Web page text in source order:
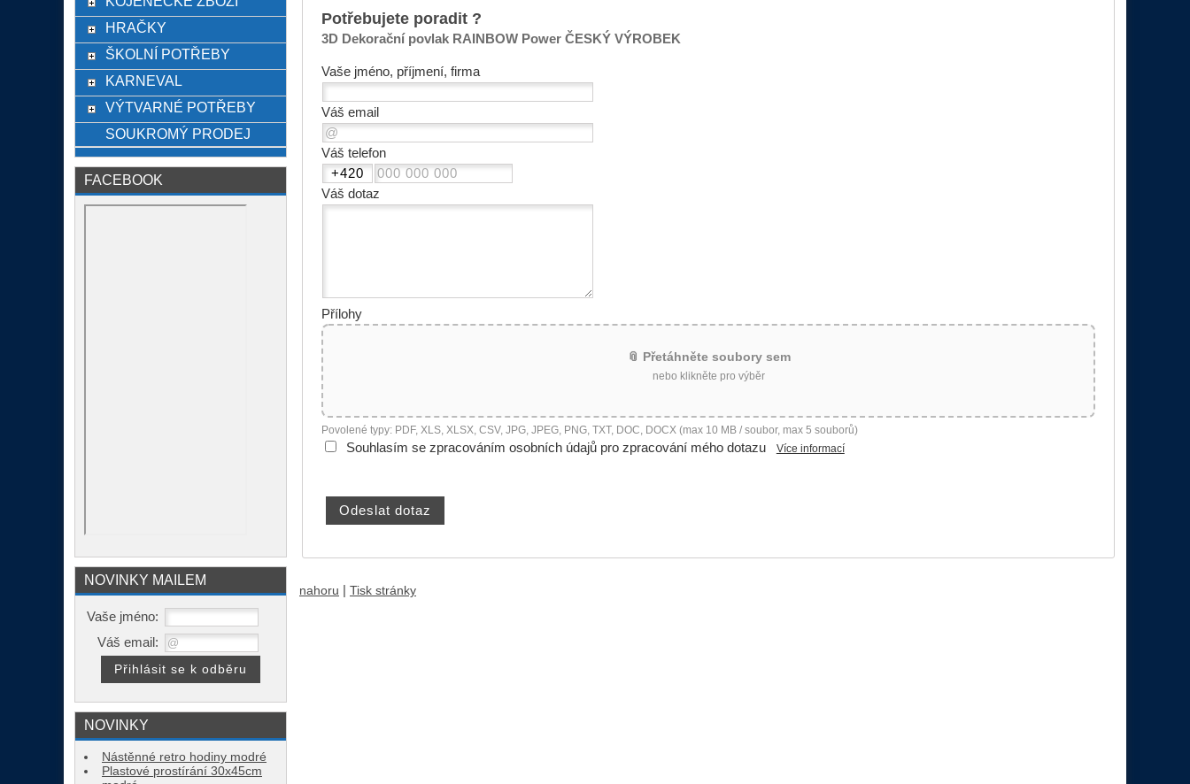
Potřebujete poradit ?
3D Dekorační povlak RAINBOW Power ČESKÝ VÝROBEK
Vaše jméno, příjmení, firma
Váš email
Váš telefon
Váš dotaz
Přílohy
📎 Přetáhněte soubory sem
nebo klikněte pro výběr
Povolené typy: PDF, XLS, XLSX, CSV, JPG, JPEG, PNG, TXT, DOC, DOCX (max 10 MB / soubor, max 5 souborů)
Souhlasím se zpracováním osobních údajů pro zpracování mého dotazu Více informací
nahoru Tisk stránky
HRAČKY
ŠKOLNÍ POTŘEBY
KARNEVAL
VÝTVARNÉ POTŘEBY
SOUKROMÝ PRODEJ
FACEBOOK
NOVINKY MAILEM
Vaše jméno:
Váš email:
NOVINKY
Nástěnné retro hodiny modré
Plastové prostírání 30x45cm